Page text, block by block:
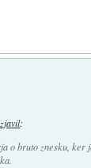
:
o bruto znesku, ker